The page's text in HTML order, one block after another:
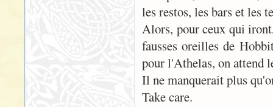
les restos, les bars et les
Alors, pour ceux qui
fausses oreilles de
pour l'Athelas, on attend
Il ne manquerait plus
Take care.